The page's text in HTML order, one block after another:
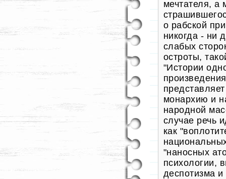
мечтателя, а
о рабской
никогда - ни
слабых
остроты,
"Истории
монархию и
народной
случае речь
как
"наносных
психологии,
деспотизма